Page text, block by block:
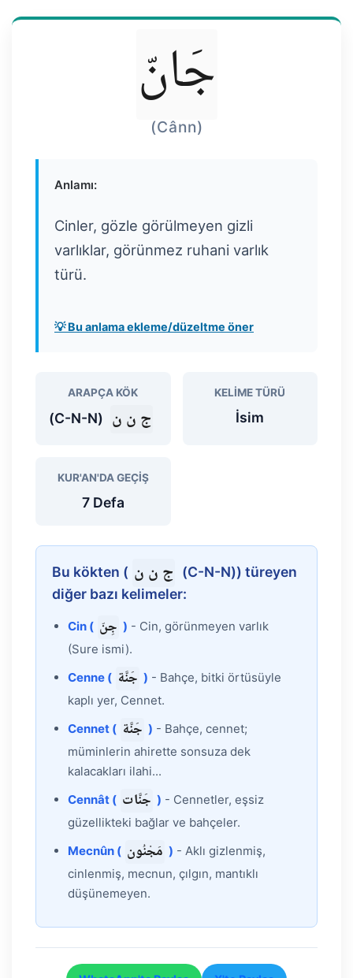
جَانّ
(Cânn)
Anlamı:
Cinler, gözle görülmeyen gizli
varlıklar, görünmez ruhani varlık
türü.
💡 Bu anlama ekleme/düzeltme öner
ARAPÇA KÖK
ج ن ن (C-N-N)
KELIME TÜRÜ
İsim
KUR'AN'DA GEÇIŞ
7 Defa
Bu kökten ( ج ن ن (C-N-N)) türeyen
diğer bazı kelimeler:
Cin ( جِنّ ) - Cin, görünmeyen varlık
(Sure ismi).
Cenne ( جَنَّة ) - Bahçe, bitki örtüsüyle
kaplı yer, Cennet.
Cennet ( جَنَّة ) - Bahçe, cennet;
müminlerin ahirette sonsuza dek
kalacakları ilahi...
Cennât ( جَنَّات ) - Cennetler, eşsiz
güzellikteki bağlar ve bahçeler.
Mecnûn ( مَجْنُون ) - Aklı gizlenmiş,
cinlenmiş, mecnun, çılgın, mantıklı
düşünemeyen.